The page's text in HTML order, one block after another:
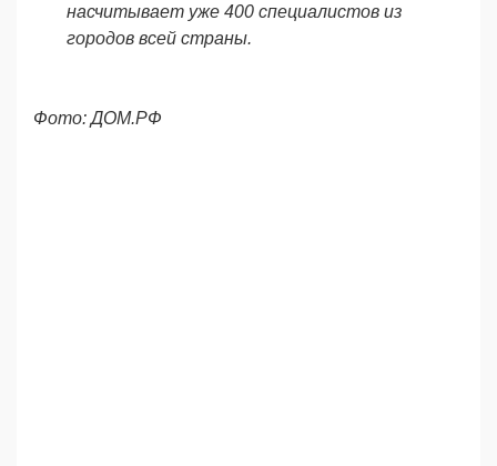
насчитывает уже 400 специалистов из
городов всей страны.
Фото: ДОМ.РФ